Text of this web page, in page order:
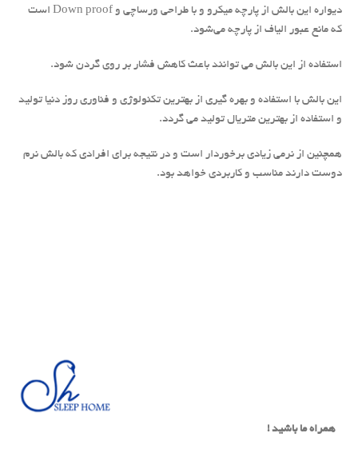
دیواره این بالش از پارچه میکرو و با طراحی ورساچی و Down proof است
که مانع عبور الیاف از پارچه می‌شود.
استفاده از این بالش می توانند باعث کاهش فشار بر روی گردن شود.
این بالش با استفاده و بهره گیری از بهترین تکنولوژی و فناوری روز دنیا تولید
و استفاده از بهترین متریال تولید می گردد.
همچنین از نرمی زیادی برخوردار است و در نتیجه برای افرادی که بالش نرم
دوست دارند مناسب و کاربردی خواهد بود.
همراه ما باشید !